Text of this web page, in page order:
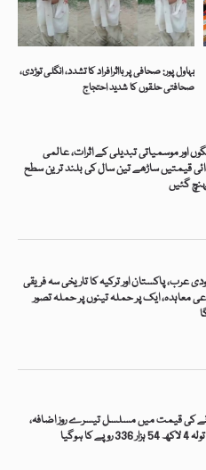
اور موسمیاتی تبدیلی کے اثرات، عالمی
قیمتیں ساڑھے تین سال کی بلند ترین سطح
گئیں
عرب، پاکستان اور ترکیہ کا تاریخی سہ فریقی
معاہدہ، ایک پر حملہ تینوں پر حملہ تصور
کی قیمت میں مسلسل تیسرے روز اضافہ،
336 روپے کا ہوگیا
بہاول پور: صحافی پر بااثرافراد کا تشدد، انگلی توڑدی،
صحافتی حلقوں کا شدید احتجاج